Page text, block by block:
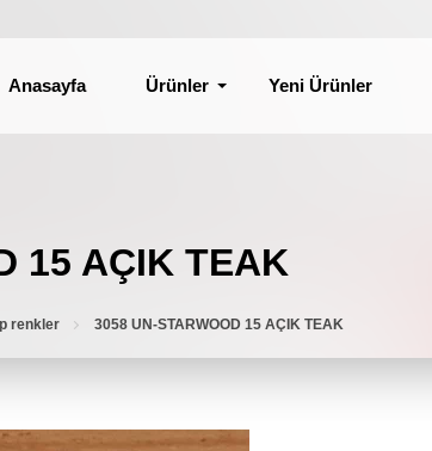
Anasayfa Ürünler Yeni Ürünler
15 AÇIK TEAK
renkler 3058 UN-STARWOOD 15 AÇIK TEAK